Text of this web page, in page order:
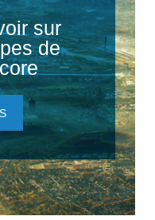
sur
de